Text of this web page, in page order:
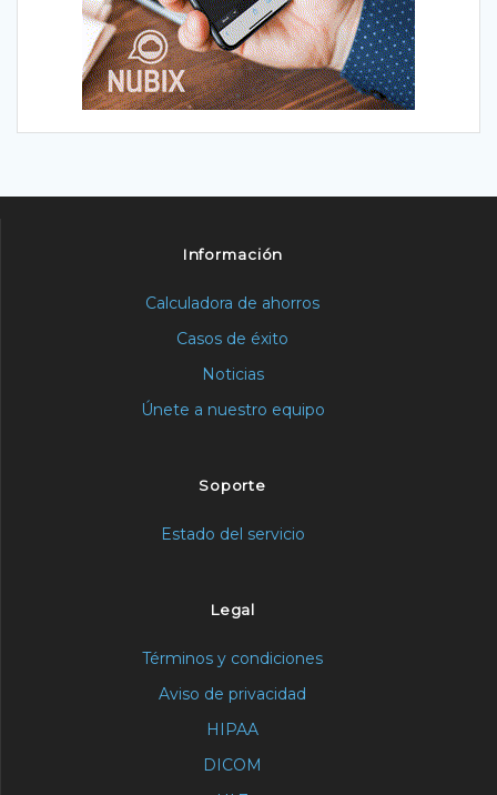
Información
Calculadora de ahorros
Casos de éxito
Noticias
Únete a nuestro equipo
Soporte
Estado del servicio
Legal
Términos y condiciones
Aviso de privacidad
HIPAA
DICOM